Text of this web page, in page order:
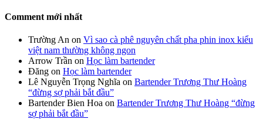
Comment mới nhất
Trường An on Vì sao cà phê nguyên chất pha phin inox kiểu
việt nam thường không ngon
Arrow Trần on Học làm bartender
Đăng on Học làm bartender
Lê Nguyễn Trọng Nghĩa on Bartender Trương Thư Hoàng
“đừng sợ phải bắt đầu”
Bartender Bien Hoa on Bartender Trương Thư Hoàng “đừng
sợ phải bắt đầu”